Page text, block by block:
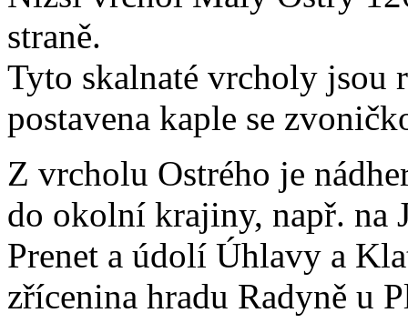
straně.
Tyto skalnaté vrcholy jsou
postavena kaple se
Z vrcholu Ostrého je
do okolní krajiny, např. na
Prenet a údolí Úhlavy a
zřícenina hradu Radyně u